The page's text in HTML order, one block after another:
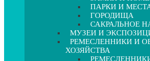
ПАРКИ И
ГОРОДИЩА
САКРАЛЬНОЕ
МУЗЕИ И
РЕМЕСЛЕННИКИ И
ХОЗЯЙСТВА